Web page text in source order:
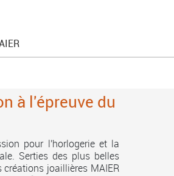
à l'épreuve du
pour l'horlogerie et la
Serties des plus belles
joaillières MAIER